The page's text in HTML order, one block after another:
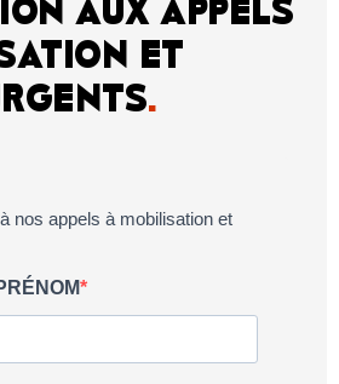
AUX APPELS
ET
.
nos appels à mobilisation et